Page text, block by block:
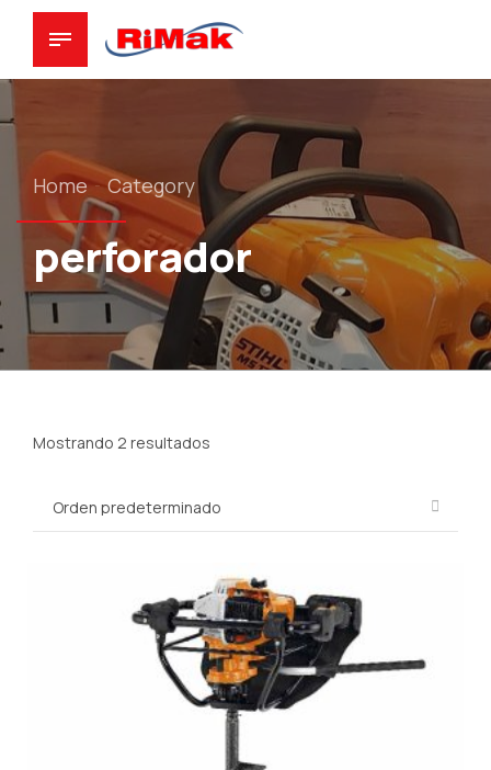
Home Category
perforador
Mostrando 2 resultados